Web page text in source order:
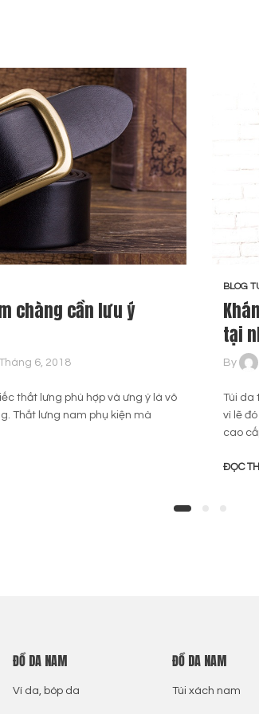
chàng cần lưu ý
6, 2018
thắt lưng phù hợp và ưng ý là vô
Thắt lưng nam phụ kiện mà
BLOG
tại
By
Túi da
vì lẽ
cao
ĐỌC
ĐỒ DA NAM
Ví da, bóp da
ĐỒ DA NAM
Túi xách nam